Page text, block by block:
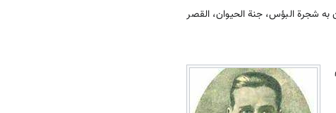
شجرة البؤس، جنة الحیوان، القصر